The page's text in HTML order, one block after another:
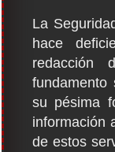
La
hace
redacción
fundamento
su pésima
información
de estos